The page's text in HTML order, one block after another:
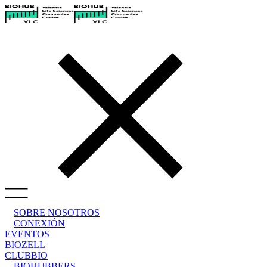
SOBRE NOSOTROS
CONEXIÓN
EVENTOS
BIOZELL
CLUBBIO